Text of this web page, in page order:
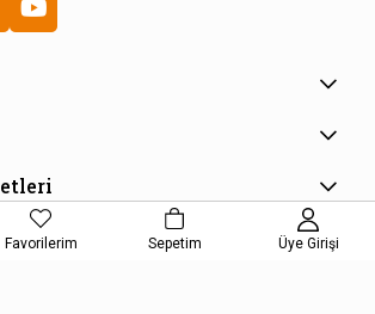
Favorilerim Sepetim Üye Girişi